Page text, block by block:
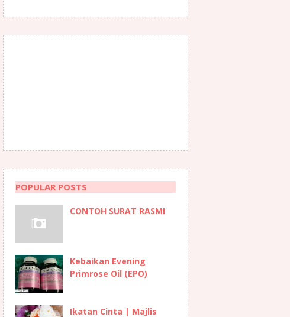
POPULAR POSTS
CONTOH SURAT RASMI
Kebaikan Evening
Primrose Oil (EPO)
Ikatan Cinta | Majlis